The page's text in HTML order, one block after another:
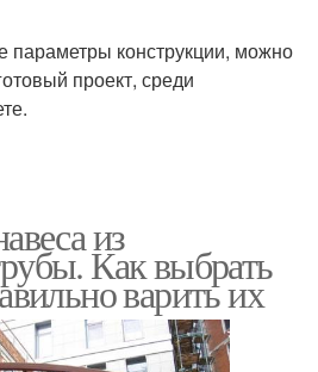
параметры конструкции, можно
проект, среди
из
Как выбрать
варить их